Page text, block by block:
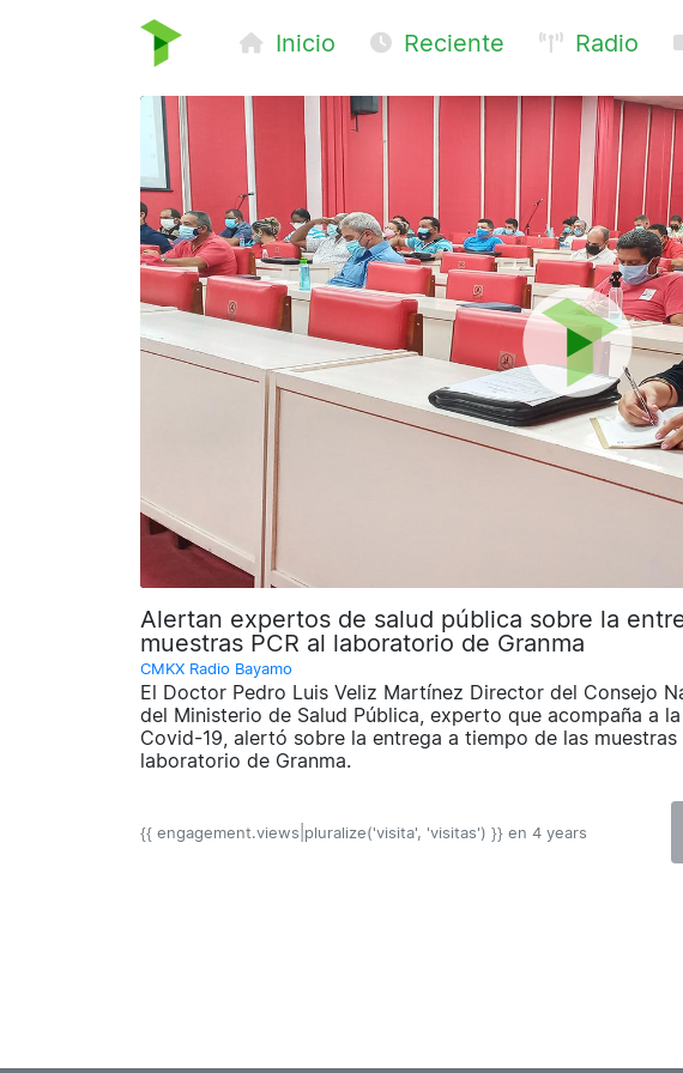
Inicio Reciente Radio
Alertan expertos de salud pública sobre la
muestras PCR al laboratorio de Granma
CMKX Radio Bayamo
El Doctor Pedro Luis Veliz Martínez Director del Consejo
del Ministerio de Salud Pública, experto que acompaña a
Covid-19, alertó sobre la entrega a tiempo de las muestras
laboratorio de Granma.
{{ engagement.views|pluralize('visita', 'visitas') }} en 4 years